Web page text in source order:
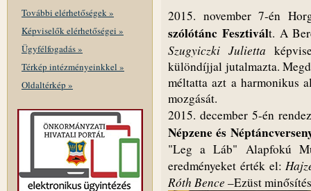
További elérhetőségek »
Képviselők elérhetőségei »
Ügyfélfogadás »
Térkép intézményeinkkel »
Oldaltérkép »
2015. november 7-én
szólótánc Fesztivált. A
Szugyiczki Julietta
különdíjjal jutalmazta.
méltatta azt a harmonikus
mozgását.
2015. december 5-én
Népzene és
"Leg a Láb" Alapfokú
eredményeket érték el:
Róth Bence –Ezüst